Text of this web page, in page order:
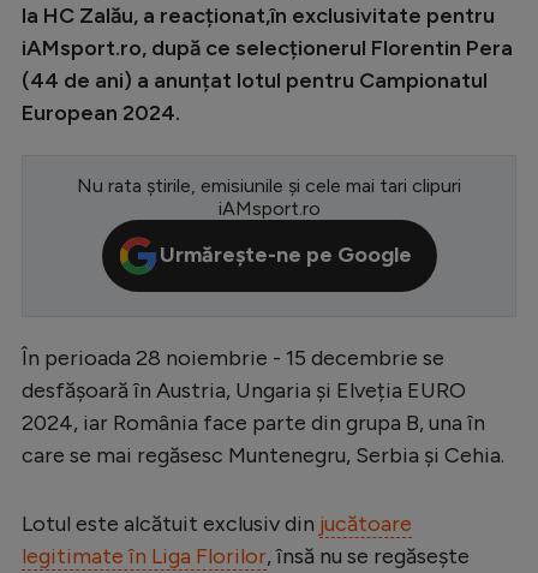
Conference League
CM 2026
Premier League
Serie A
Bundesliga
Ligue 1
EURO 2024
Stranieri
la HC Zalău, a reacționat,în exclusivitate pentru
iAMsport.ro, după ce selecționerul Florentin Pera
(44 de ani) a anunțat lotul pentru Campionatul
European 2024.
Nu rata știrile, emisiunile și cele mai tari clipuri
iAMsport.ro
Urmărește-ne pe Google
În perioada 28 noiembrie - 15 decembrie se
desfășoară în Austria, Ungaria și Elveția EURO
2024, iar România face parte din grupa B, una în
care se mai regăsesc Muntenegru, Serbia și Cehia.
Lotul este alcătuit exclusiv din jucătoare
legitimate în Liga Florilor, însă nu se regăsește